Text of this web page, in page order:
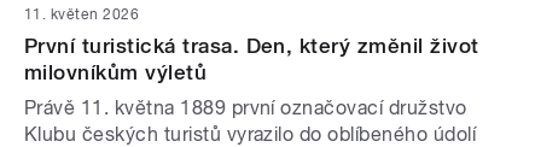
11. květen 2026
První turistická trasa. Den, který změnil život
milovníkům výletů
Právě 11. května 1889 první označovací družstvo
Klubu českých turistů vyrazilo do oblíbeného údolí